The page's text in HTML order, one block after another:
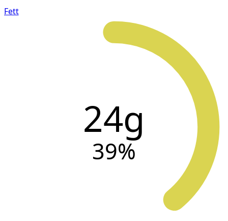
Fett
24g
39%